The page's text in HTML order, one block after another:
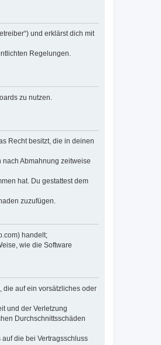
und erklärst dich mit
Regelungen.
zu nutzen.
Recht besitzt, die in deinen
Abmahnung zeitweise
hat. Du gestattest dem
zuzufügen.
handelt;
wie die Software
die auf ein vorsätzliches oder
und der Verletzung
Durchschnittsschäden
die bei Vertragsschluss